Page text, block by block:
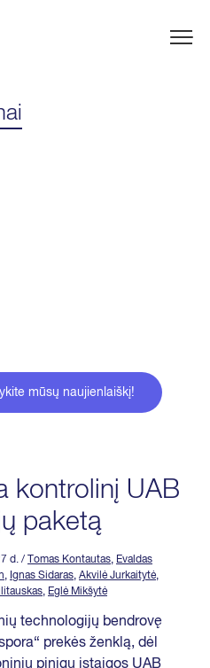
kontrolinį UAB
paketą
d. / Tomas Kontautas, Evaldas
, Ignas Sidaras, Akvilė Jurkaitytė,
, Eglė Mikšytė
technologijų bendrovę
prekės ženklą, dėl
pinigų įstaigos UAB
mūsų naujienlaiškį!